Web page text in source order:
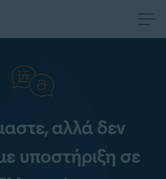
αλλά δεν
υποστήριξη σε